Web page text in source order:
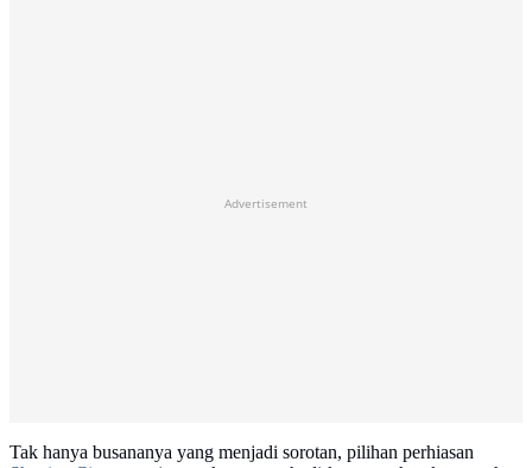
Advertisement
Tak hanya busananya yang menjadi sorotan, pilihan perhiasan